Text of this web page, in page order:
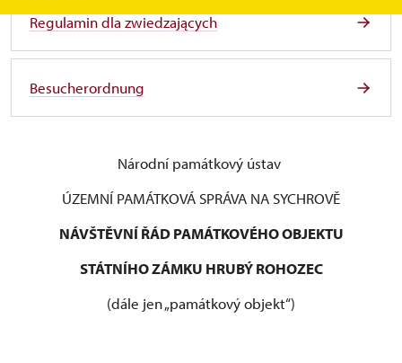
Regulamin dla zwiedzających
Besucherordnung
Národní památkový ústav
ÚZEMNÍ PAMÁTKOVÁ SPRÁVA NA SYCHROVĚ
NÁVŠTĚVNÍ ŘÁD PAMÁTKOVÉHO OBJEKTU
STÁTNÍHO ZÁMKU HRUBÝ ROHOZEC
(dále jen „památkový objekt“)